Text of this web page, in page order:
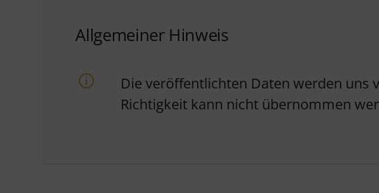
Allgemeiner Hinweis
Die veröffentlichten Daten werden uns
Richtigkeit kann nicht übernommen